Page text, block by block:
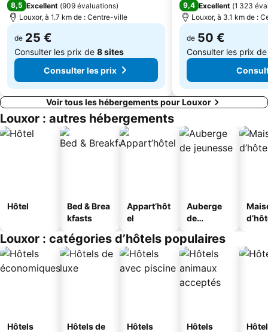
8,5 Excellent (909 évaluations)
Louxor, à 1.7 km de : Centre-ville
de 25 €
Consulter les prix de 8 sites
Consulter les prix
9,4 Excellent (1 323
Louxor, à 3.1 km de :
de 50 €
Consulter les prix
Voir tous les hébergements pour Louxor
Louxor : autres hébergements
Hôtel
Bed & Brea
kfasts
Appart’hôt
el
Auberge
de
Louxor : catégories d’hôtels populaires
Hôtels
Hôtels de
Hôtels
Hôtels